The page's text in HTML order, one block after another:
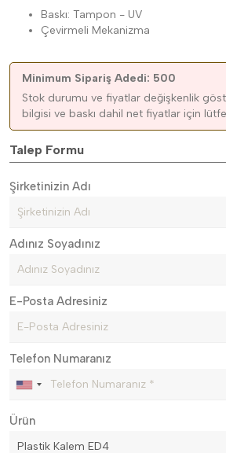
Baskı: Tampon - UV
Çevirmeli Mekanizma
Minimum Sipariş Adedi: 500
Stok durumu ve fiyatlar değişkenlik
bilgisi ve baskı dahil net fiyatlar için
Talep Formu
Şirketinizin Adı
Adınız Soyadınız
E-Posta Adresiniz
Telefon Numaranız
Ürün